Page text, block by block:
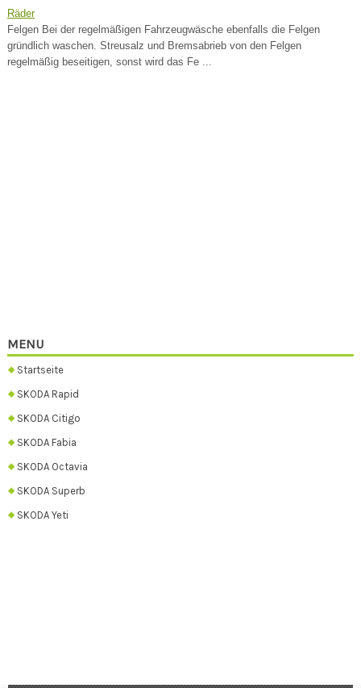
Räder
Felgen Bei der regelmäßigen Fahrzeugwäsche ebenfalls die Felgen
gründlich waschen. Streusalz und Bremsabrieb von den Felgen
regelmäßig beseitigen, sonst wird das Fe ...
MENU
Startseite
SKODA Rapid
SKODA Citigo
SKODA Fabia
SKODA Octavia
SKODA Superb
SKODA Yeti